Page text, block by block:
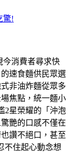
驚!
今消費者尋求快
速食麵供民眾選
非油炸麵從眾多
焦點，統一麵小
2星榮耀的「沖泡
艷的口感不僅在
讚不絕口，甚至
不住起心動念想